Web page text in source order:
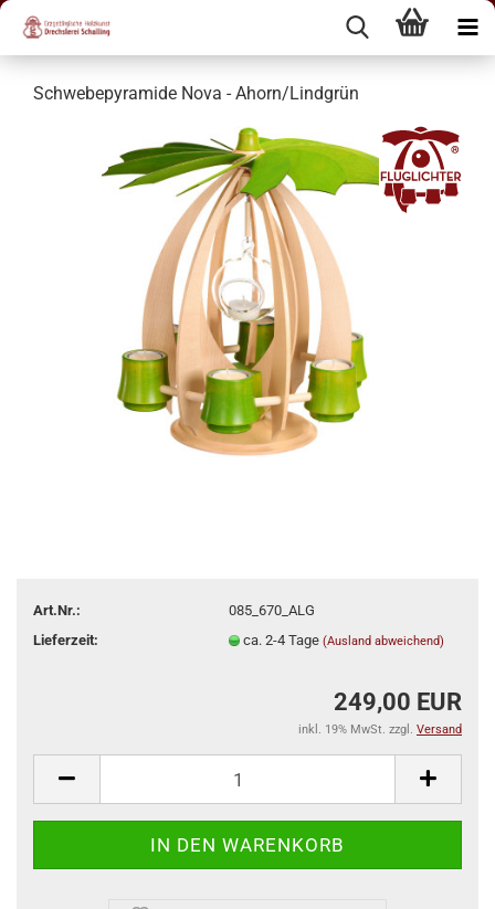
Schwebepyramide Nova - Ahorn/Lindgrün
Art.Nr.:
085_670_ALG
Lieferzeit:
ca. 2-4 Tage (Ausland abweichend)
249,00 EUR
inkl. 19% MwSt. zzgl. Versand